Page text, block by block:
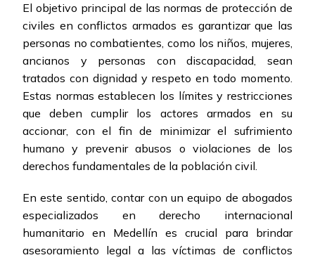
El objetivo principal de las normas de protección de
civiles en conflictos armados es garantizar que las
personas no combatientes, como los niños, mujeres,
ancianos y personas con discapacidad, sean
tratados con dignidad y respeto en todo momento.
Estas normas establecen los límites y restricciones
que deben cumplir los actores armados en su
accionar, con el fin de minimizar el sufrimiento
humano y prevenir abusos o violaciones de los
derechos fundamentales de la población civil.
En este sentido, contar con un equipo de abogados
especializados en derecho internacional
humanitario en Medellín es crucial para brindar
asesoramiento legal a las víctimas de conflictos